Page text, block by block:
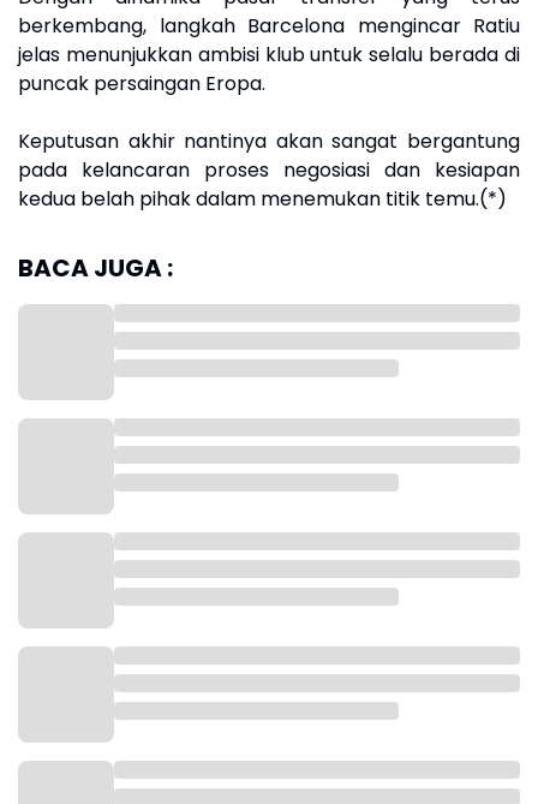
berkembang, langkah Barcelona mengincar Ratiu
jelas menunjukkan ambisi klub untuk selalu berada di
puncak persaingan Eropa.
Keputusan akhir nantinya akan sangat bergantung
pada kelancaran proses negosiasi dan kesiapan
kedua belah pihak dalam menemukan titik temu.(*)
BACA JUGA :